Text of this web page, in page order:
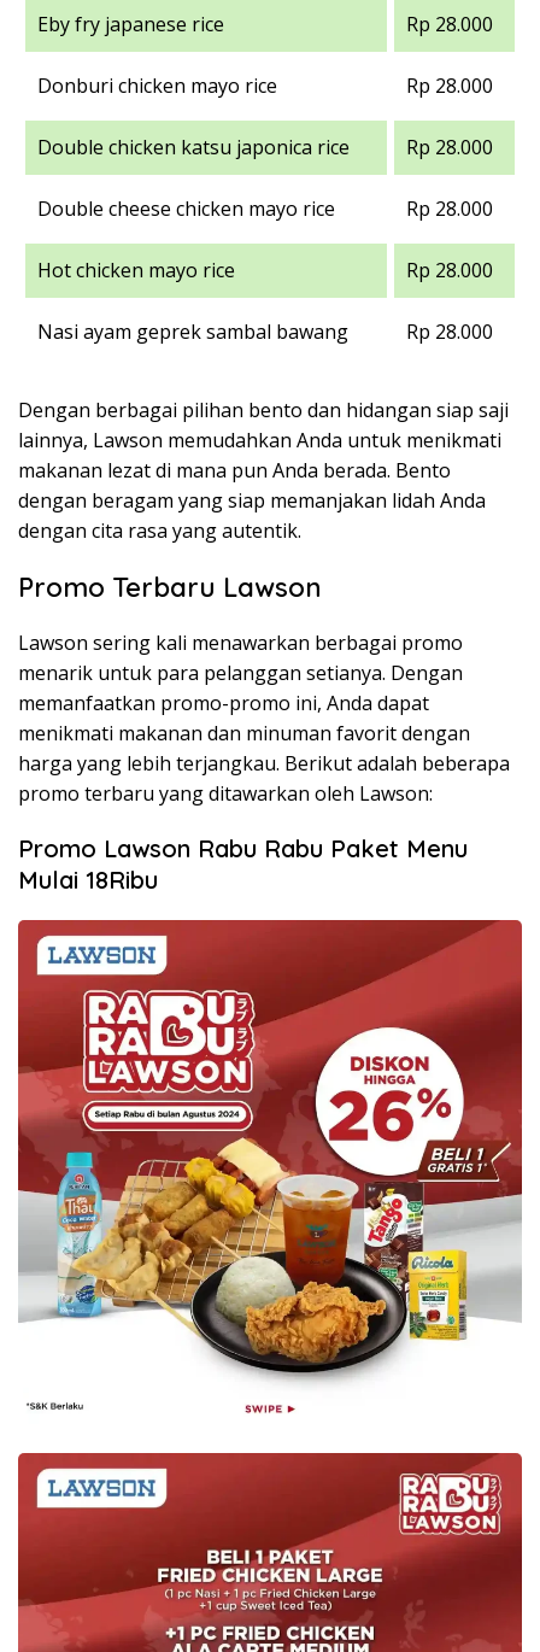
Eby fry japanese rice Rp 28.000
Donburi chicken mayo rice Rp 28.000
Double chicken katsu japonica rice Rp 28.000
Double cheese chicken mayo rice Rp 28.000
Hot chicken mayo rice Rp 28.000
Nasi ayam geprek sambal bawang Rp 28.000
Dengan berbagai pilihan bento dan hidangan siap saji
lainnya, Lawson memudahkan Anda untuk menikmati
makanan lezat di mana pun Anda berada. Bento
dengan beragam yang siap memanjakan lidah Anda
dengan cita rasa yang autentik.
Promo Terbaru Lawson
Lawson sering kali menawarkan berbagai promo
menarik untuk para pelanggan setianya. Dengan
memanfaatkan promo-promo ini, Anda dapat
menikmati makanan dan minuman favorit dengan
harga yang lebih terjangkau. Berikut adalah beberapa
promo terbaru yang ditawarkan oleh Lawson:
Promo Lawson Rabu Rabu Paket Menu
Mulai 18Ribu